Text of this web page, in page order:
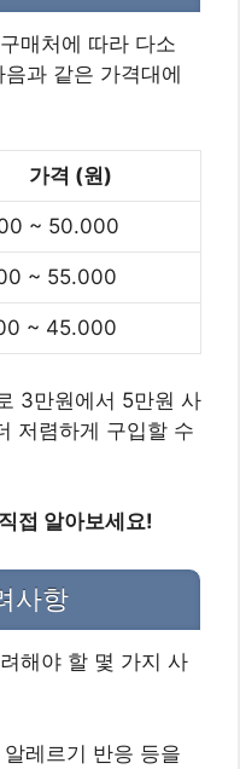
매처에 따라 다소
과 같은 가격대에
가격 (원)
~ 50.000
~ 55.000
~ 45.000
3만원에서 5만원 사
저렴하게 구입할 수
접 알아보세요!
사항
해야 할 몇 가지 사
레르기 반응 등을